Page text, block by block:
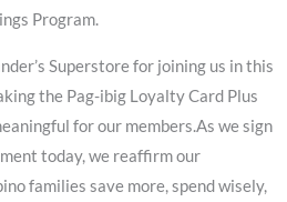
Program.
Superstore for joining us in this
the Pag-ibig Loyalty Card Plus
for our members.As we sign
today, we reaffirm our
families save more, spend wisely,